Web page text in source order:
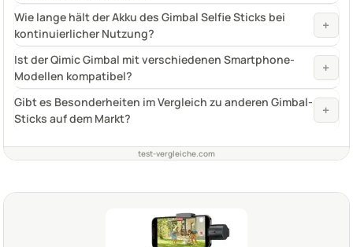
Wie lange hält der Akku des Gimbal Selfie Sticks bei
kontinuierlicher Nutzung?
+
Ist der Qimic Gimbal mit verschiedenen Smartphone-
Modellen kompatibel?
+
Gibt es Besonderheiten im Vergleich zu anderen Gimbal-
Sticks auf dem Markt?
+
test-vergleiche.com